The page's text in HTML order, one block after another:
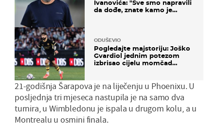
Ivanovića: "Sve smo napravili
da dođe, znate kamo je
ODUŠEVIO
Pogledajte majstoriju: Joško
Gvardiol jednim potezom
izbrisao cijelu momčad
21-godišnja Šarapova je na liječenju u Phoenixu. U
posljednja tri mjeseca nastupila je na samo dva
turnira, u Wimbledonu je ispala u drugom kolu, a u
Montrealu u osmini finala.